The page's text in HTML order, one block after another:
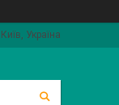
Україна